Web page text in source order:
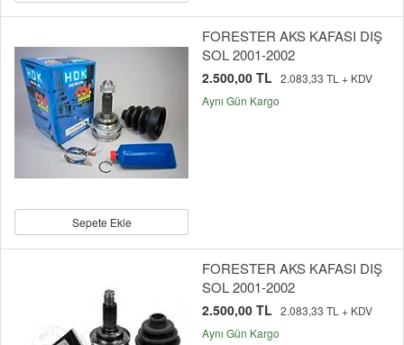
Sepete Ekle
FORESTER AKS KAFASI DIŞ
SOL 2001-2002
2.500,00 TL 2.083,33 TL + KDV
Aynı Gün Kargo
FORESTER AKS KAFASI DIŞ
SOL 2001-2002
2.500,00 TL 2.083,33 TL + KDV
Aynı Gün Kargo